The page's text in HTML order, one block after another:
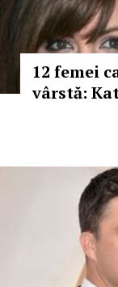
12 femei
vârstă: